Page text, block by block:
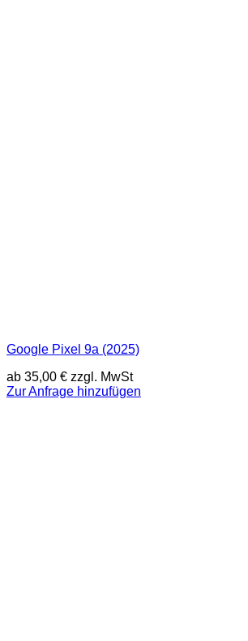
Google Pixel 9a (2025)
ab 35,00 € zzgl. MwSt
Zur Anfrage hinzufügen